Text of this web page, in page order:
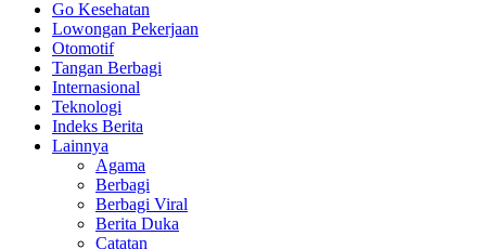
Go Kesehatan
Lowongan Pekerjaan
Otomotif
Tangan Berbagi
Internasional
Teknologi
Indeks Berita
Lainnya
Agama
Berbagi
Berbagi Viral
Berita Duka
Catatan